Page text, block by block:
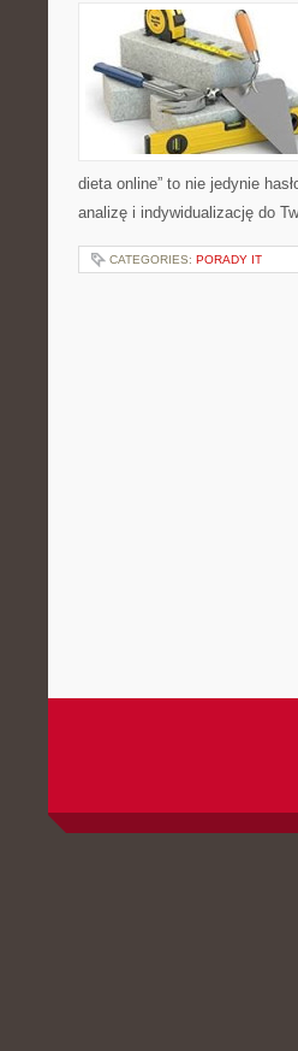
dieta online” to nie jedynie
analizę i indywidualizację do
CATEGORIES: PORADY IT